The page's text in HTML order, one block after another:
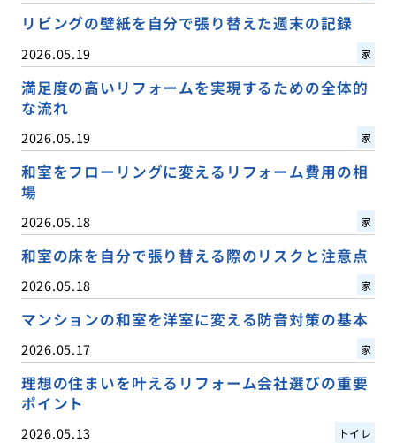
リビングの壁紙を自分で張り替えた週末の記録
2026.05.19 家
満足度の高いリフォームを実現するための全体的
な流れ
2026.05.19 家
和室をフローリングに変えるリフォーム費用の相
場
2026.05.18 家
和室の床を自分で張り替える際のリスクと注意点
2026.05.18 家
マンションの和室を洋室に変える防音対策の基本
2026.05.17 家
理想の住まいを叶えるリフォーム会社選びの重要
ポイント
2026.05.13 トイレ